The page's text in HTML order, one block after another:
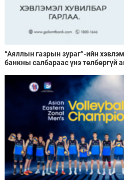
“Аяллын газрын зураг”-ийн
банкны салбараас үнэ төлбөргүй